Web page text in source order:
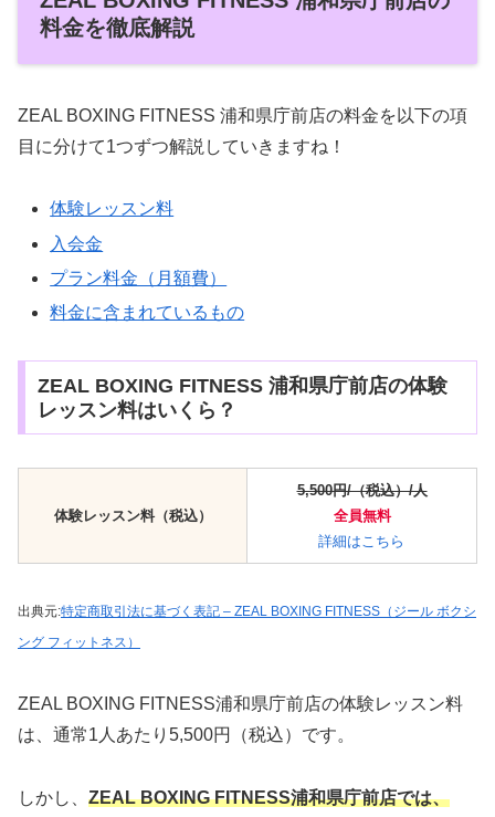
料金を徹底解説
ZEAL BOXING FITNESS 浦和県庁前店の料金を以下の項
目に分けて1つずつ解説していきますね！
体験レッスン料
入会金
プラン料金（月額費）
料金に含まれているもの
ZEAL BOXING FITNESS 浦和県庁前店の体験
レッスン料はいくら？
体験レッスン料（税込）
5,500円/（税込）/人
全員無料
詳細はこちら
出典元:特定商取引法に基づく表記 – ZEAL BOXING FITNESS（ジール ボクシ
ング フィットネス）
ZEAL BOXING FITNESS浦和県庁前店の体験レッスン料
は、通常1人あたり5,500円（税込）です。
しかし、 ZEAL BOXING FITNESS浦和県庁前店では、